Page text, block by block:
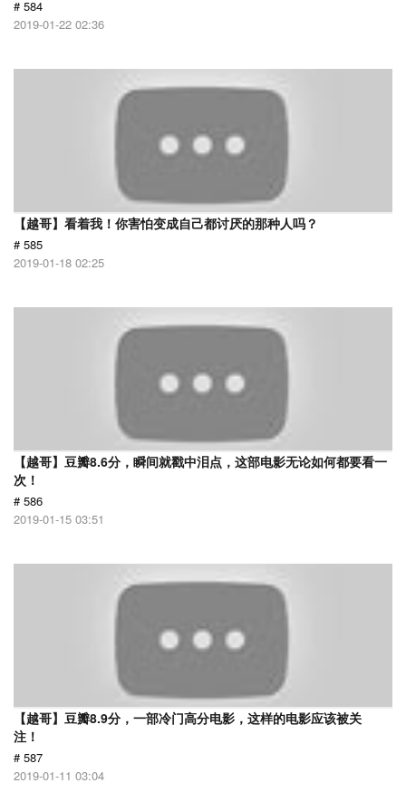
# 584
2019-01-22 02:36
【越哥】看着我！你害怕变成自己都讨厌的那种人吗？
# 585
2019-01-18 02:25
【越哥】豆瓣8.6分，瞬间就戳中泪点，这部电影无论如何都要看一
次！
# 586
2019-01-15 03:51
【越哥】豆瓣8.9分，一部冷门高分电影，这样的电影应该被关
注！
# 587
2019-01-11 03:04